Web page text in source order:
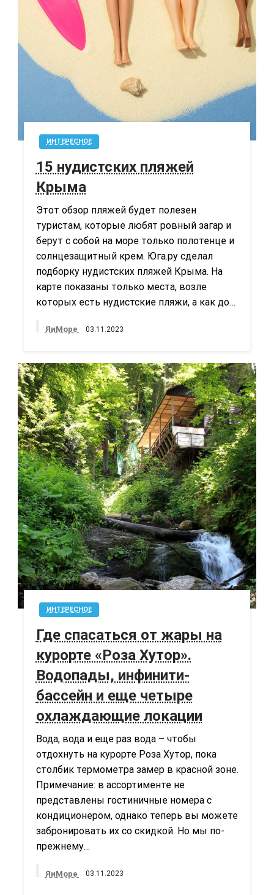
ИНТЕРЕСНОЕ
15 нудистских пляжей
Крыма
Этот обзор пляжей будет полезен
туристам, которые любят ровный загар и
берут с собой на море только полотенце и
солнцезащитный крем. Юга.ру сделал
подборку нудистских пляжей Крыма. На
карте показаны только места, возле
которых есть нудистские пляжи, а как до…
ЯиМоре 03.11.2023
ИНТЕРЕСНОЕ
Где спасаться от жары на
курорте «Роза Хутор».
Водопады, инфинити-
бассейн и еще четыре
охлаждающие локации
Вода, вода и еще раз вода – чтобы
отдохнуть на курорте Роза Хутор, пока
столбик термометра замер в красной зоне.
Примечание: в ассортименте не
представлены гостиничные номера с
кондиционером, однако теперь вы можете
забронировать их со скидкой. Но мы по-
прежнему…
ЯиМоре 03.11.2023